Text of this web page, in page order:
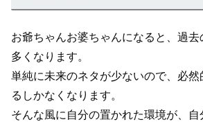
お爺ちゃんお婆ちゃんになると、過
多くなります。
単純に未来のネタが少ないので、必然
るしかなくなります。
そんな風に自分の置かれた環境が、